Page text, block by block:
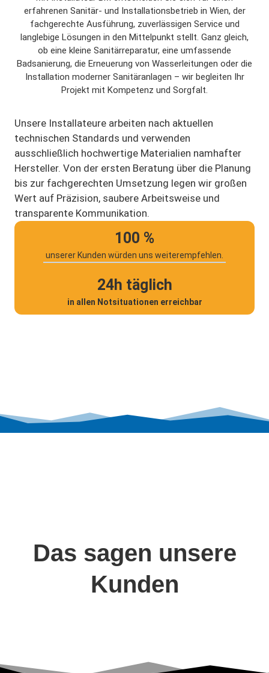
erfahrenen Sanitär- und Installationsbetrieb in Wien, der
fachgerechte Ausführung, zuverlässigen Service und
langlebige Lösungen in den Mittelpunkt stellt. Ganz gleich,
ob eine kleine Sanitärreparatur, eine umfassende
Badsanierung, die Erneuerung von Wasserleitungen oder die
Installation moderner Sanitäranlagen – wir begleiten Ihr
Projekt mit Kompetenz und Sorgfalt.
Unsere Installateure arbeiten nach aktuellen
technischen Standards und verwenden
ausschließlich hochwertige Materialien namhafter
Hersteller. Von der ersten Beratung über die Planung
bis zur fachgerechten Umsetzung legen wir großen
Wert auf Präzision, saubere Arbeitsweise und
transparente Kommunikation.
100 %
unserer Kunden würden uns weiterempfehlen.
24h täglich
in allen Notsituationen erreichbar
Das sagen unsere
Kunden